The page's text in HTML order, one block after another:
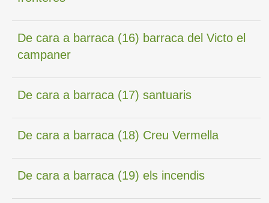
De cara a barraca (16) barraca del Victo el
campaner
De cara a barraca (17) santuaris
De cara a barraca (18) Creu Vermella
De cara a barraca (19) els incendis